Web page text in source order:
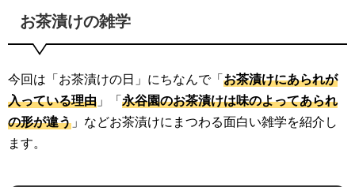
お茶漬けの雑学
今回は「お茶漬けの日」にちなんで「お茶漬けにあられが
入っている理由 」「永谷園のお茶漬けは味のよってあられ
の形が違う 」などお茶漬けにまつわる面白い雑学を紹介し
ます。